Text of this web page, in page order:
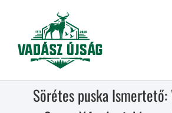
Sörétes puska